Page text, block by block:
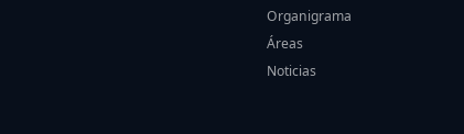
Organigrama
Áreas
Noticias